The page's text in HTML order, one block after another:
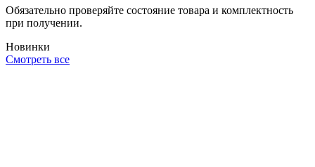
Обязательно проверяйте состояние товара и комплектность
при получении.
Новинки
Смотреть все